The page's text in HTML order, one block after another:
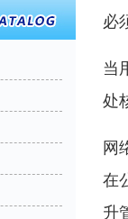
必
当
处
网
在
升